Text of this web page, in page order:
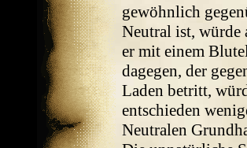
gewöhnlich
Neutral ist, würde
er mit einem
dagegen, der
Laden betritt,
entschieden
Neutralen